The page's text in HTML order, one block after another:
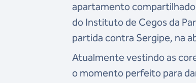
apartamento
do Instituto de Cegos da
partida contra Sergipe, na
Atualmente vestindo as
o momento perfeito para